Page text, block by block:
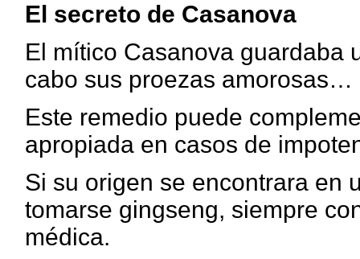
El secreto de Casanova
El mítico Casanova guardaba
cabo sus proezas amorosas…
Este remedio puede
apropiada en casos de
Si su origen se encontrara en
tomarse gingseng, siempre
médica.